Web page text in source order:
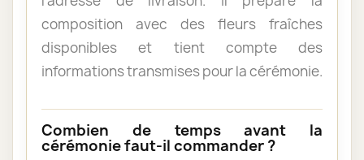
composition avec des fleurs fraîches
disponibles et tient compte des
informations transmises pour la cérémonie.
Combien de temps avant la
cérémonie faut-il commander ?